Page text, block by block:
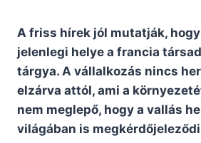
A friss hírek jól mutatják,
jelenlegi helye a francia
tárgya. A vállalkozás nincs
elzárva attól, ami a
nem meglepő, hogy a vallás
világában is